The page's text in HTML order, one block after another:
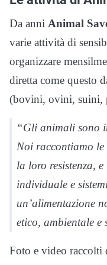
Da anni Animal
varie attività di
organizzare
diretta come questo
(bovini, ovini, suini,
“Gli animali sono
Noi raccontiamo
la loro resistenza,
individuale e
un’alimentazione
etico, ambientale e
Foto e video raccolti